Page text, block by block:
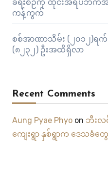
ခရီးစဉ်ကို ထိုင်းအရပ်ဘက်အ
ကန့်ကွက်
စစ်အာဏာသိမ်း (၂၀၁၂)
(၈၂၃၂) ဦးအထိရှိလာ
Recent Comments
Aung Pyae Phyoon ဘီးလ
ကျေးရွာ နှစ်ရွာက ဒေသခံတွ